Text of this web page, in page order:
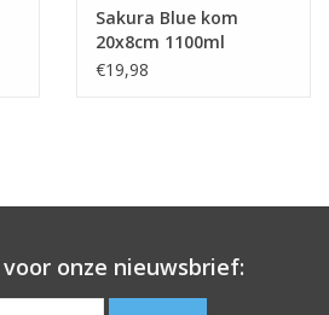
Sakura Blue kom
20x8cm 1100ml
€19,98
onze nieuwsbrief: